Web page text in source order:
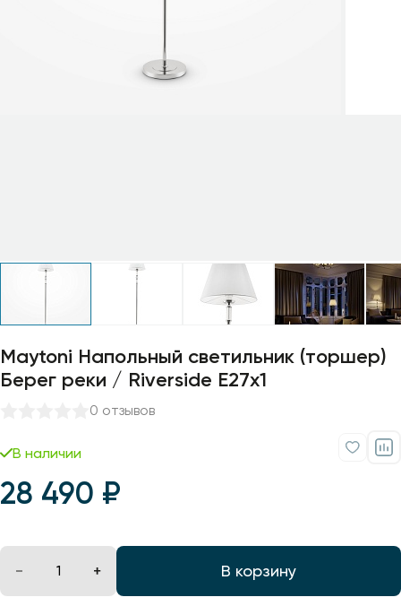
Maytoni Напольный светильник (торшер)
Берег реки / Riverside E27х1
0 отзывов
В наличии
28 490 ₽
В корзину